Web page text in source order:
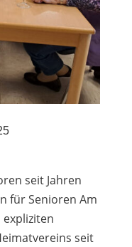
seit Jahren
für Senioren Am
seit